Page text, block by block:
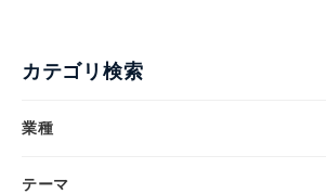
カテゴリ検索
業種
テーマ